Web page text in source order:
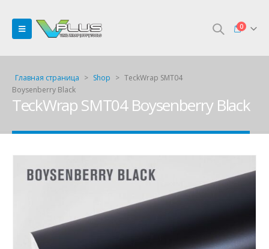
0
Главная страница > Shop > TeckWrap SMT04
Boysenberry Black
TeckWrap SMT04 Boysenberry Black